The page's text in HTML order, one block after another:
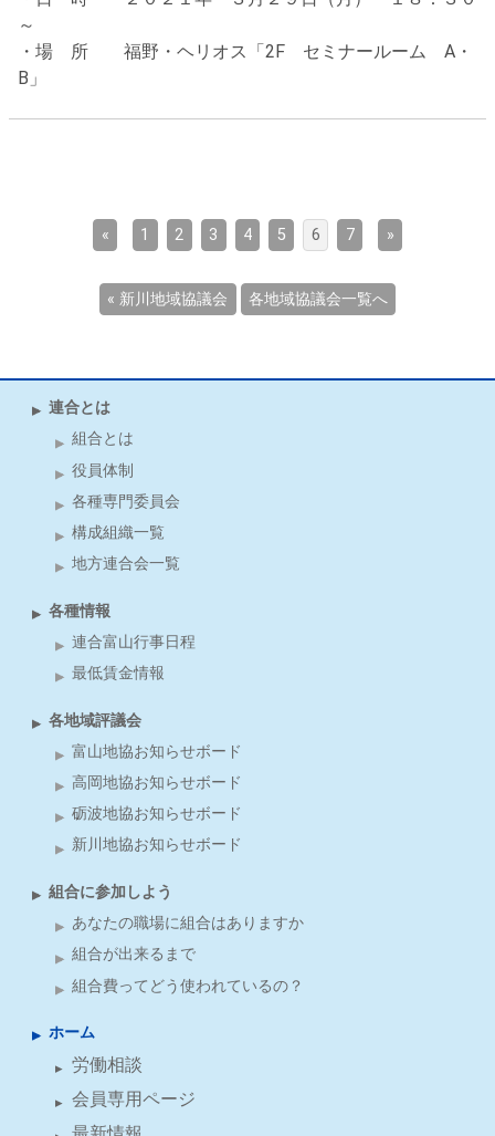
～
・場 所 福野・ヘリオス「2F セミナールーム A・
B」
« 1 2 3 4 5 6 7 »
« 新川地域協議会 各地域協議会一覧へ
連合とは
組合とは
役員体制
各種専門委員会
構成組織一覧
地方連合会一覧
各種情報
連合富山行事日程
最低賃金情報
各地域評議会
富山地協お知らせボード
高岡地協お知らせボード
砺波地協お知らせボード
新川地協お知らせボード
組合に参加しよう
あなたの職場に組合はありますか
組合が出来るまで
組合費ってどう使われているの？
ホーム
労働相談
会員専用ページ